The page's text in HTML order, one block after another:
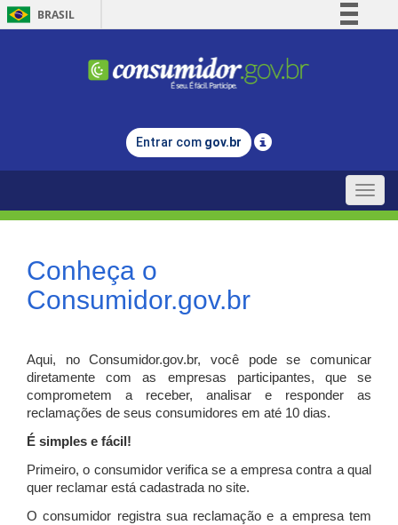
BRASIL
Comunica BR
Legislação
Entrar com gov.br
Toggle
Conheça o
Consumidor.gov.br
Aqui, no Consumidor.gov.br, você pode se comunicar
diretamente com as empresas participantes, que se
comprometem a receber, analisar e responder as
reclamações de seus consumidores em até 10 dias.
É simples e fácil!
Primeiro, o consumidor verifica se a empresa contra a qual
quer reclamar está cadastrada no site.
O consumidor registra sua reclamação e a empresa tem